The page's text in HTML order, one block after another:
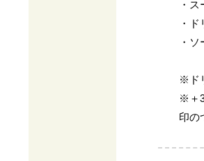
・
・ド
・
※ド
※＋
印の